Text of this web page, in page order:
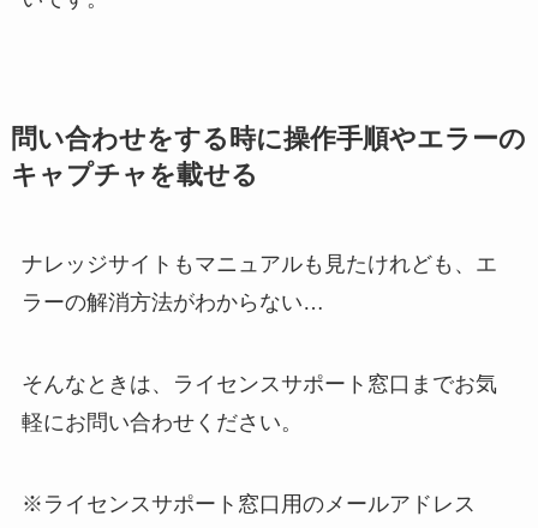
問い合わせをする時に操作手順やエラーの
キャプチャを載せる
ナレッジサイトもマニュアルも見たけれども、エ
ラーの解消方法がわからない…
そんなときは、ライセンスサポート窓口までお気
軽にお問い合わせください。
※ライセンスサポート窓口用のメールアドレス